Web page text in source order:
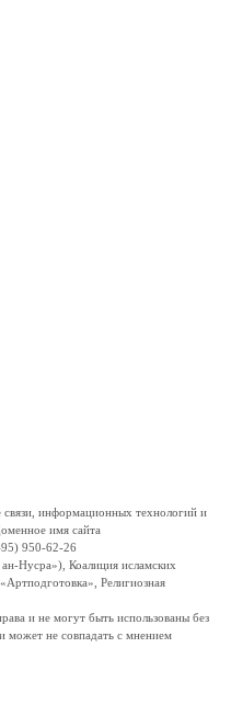
информационных технологий и
имя сайта
950-62-26
Нусра»), Коалиция исламских
Религиозная
и не могут быть использованы без
может не совпадать с мнением